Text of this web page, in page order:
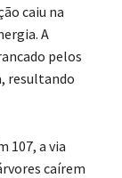
caiu na
A
pelos
resultando
107, a via
caírem